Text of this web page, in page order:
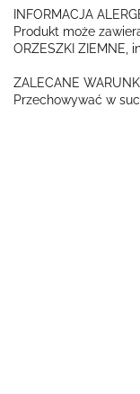
INFORMACJA
Produkt może
ORZESZKI ZIEMNE,
ZALECANE
Przechowywać w